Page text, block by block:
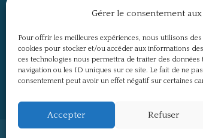
Gérer le consentement
Pour offrir les meilleures expériences, nous utilisons
cookies pour stocker et/ou accéder aux informations
ces technologies nous permettra de traiter des
navigation ou les ID uniques sur ce site. Le fait de ne
consentement peut avoir un effet négatif sur certaines
Accepter Refuser
RussEurope – Le Carnet de
Secret Défense
Un regard sur la Russie